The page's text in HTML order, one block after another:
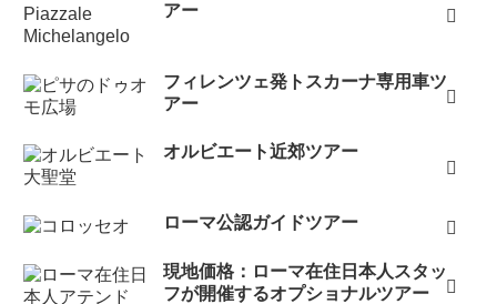
アー
フィレンツェ発トスカーナ専用車ツ
アー
オルビエート近郊ツアー
ローマ公認ガイドツアー
現地価格：ローマ在住日本人スタッ
フが開催するオプショナルツアー